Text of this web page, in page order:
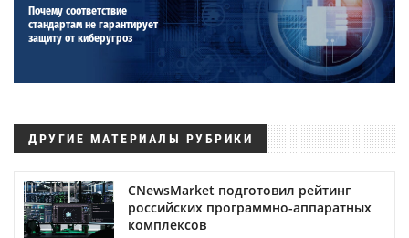
Почему соответствие
стандартам не гарантирует
защиту от киберугроз
ДРУГИЕ МАТЕРИАЛЫ РУБРИКИ
CNewsMarket подготовил рейтинг
российских программно-аппаратных
комплексов